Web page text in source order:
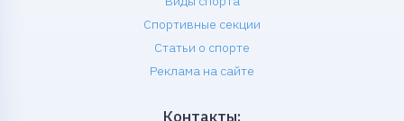
Спортивные секции
Статьи о спорте
Реклама на сайте
Контакты: